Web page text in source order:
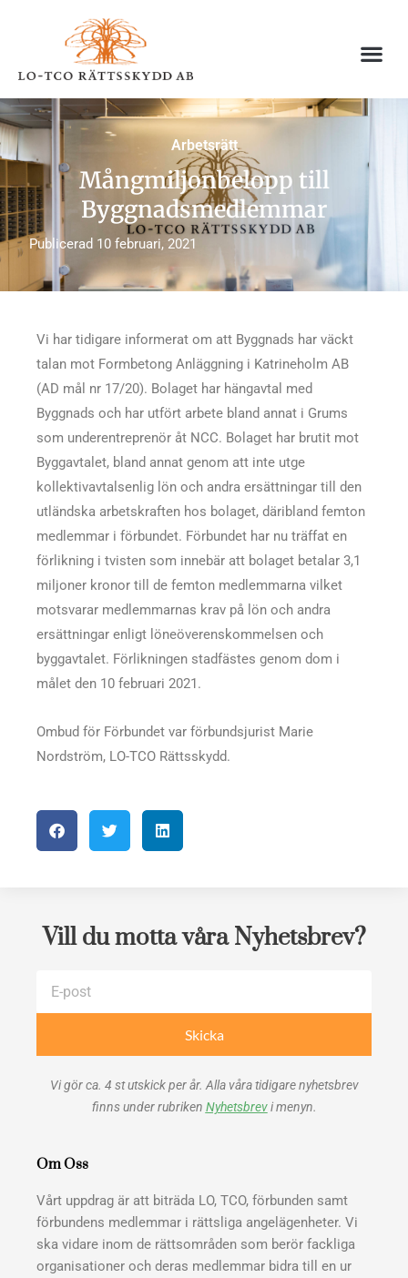
Arbetsrätt
Mångmiljonbelopp till
Byggnadsmedlemmar
Publicerad 10 februari, 2021
Vi har tidigare informerat om att Byggnads har väckt
talan mot Formbetong Anläggning i Katrineholm AB
(AD mål nr 17/20). Bolaget har hängavtal med
Byggnads och har utfört arbete bland annat i Grums
som underentreprenör åt NCC. Bolaget har brutit mot
Byggavtalet, bland annat genom att inte utge
kollektivavtalsenlig lön och andra ersättningar till den
utländska arbetskraften hos bolaget, däribland femton
medlemmar i förbundet. Förbundet har nu träffat en
förlikning i tvisten som innebär att bolaget betalar 3,1
miljoner kronor till de femton medlemmarna vilket
motsvarar medlemmarnas krav på lön och andra
ersättningar enligt löneöverenskommelsen och
byggavtalet. Förlikningen stadfästes genom dom i
målet den 10 februari 2021.
Ombud för Förbundet var förbundsjurist Marie
Nordström, LO-TCO Rättsskydd.
Vill du motta våra Nyhetsbrev?
post
Skicka
Vi gör ca. 4 st utskick per år. Alla våra tidigare nyhetsbrev
finns under rubriken Nyhetsbrevi menyn.
Om Oss
Vårt uppdrag är att biträda LO, TCO, förbunden samt
förbundens medlemmar i rättsliga angelägenheter. Vi
ska vidare inom de rättsområden som berör fackliga
organisationer och deras medlemmar bidra till en ur